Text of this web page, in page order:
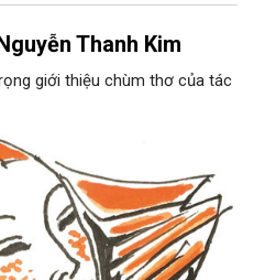
Thanh Kim
giới thiệu chùm thơ của tác